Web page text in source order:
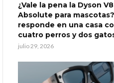
¿Vale la pena la Dyson V8
Absolute para
responde en una casa
cuatro perros y dos
julio 29, 2026